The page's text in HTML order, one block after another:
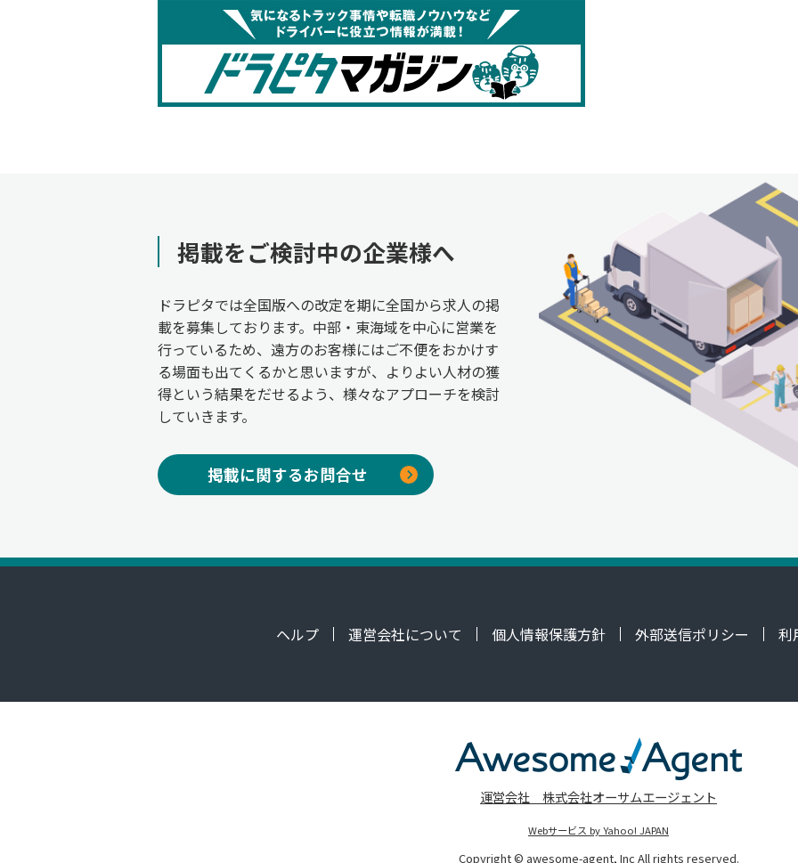
掲載をご検討中の企業様へ
ドラピタでは全国版への改定を期に全国から求人の掲
載を募集しております。中部・東海域を中心に営業を
行っているため、遠方のお客様にはご不便をおかけす
る場面も出てくるかと思いますが、よりよい人材の獲
得という結果をだせるよう、様々なアプローチを検討
していきます。
掲載に関するお問合せ
ヘルプ 運営会社について 個人情報保護方針 外部送信ポリシー 利
運営会社 株式会社オーサムエージェント
Webサービス by Yahoo! JAPAN
Copyright © awesome-agent, Inc All rights reserved.